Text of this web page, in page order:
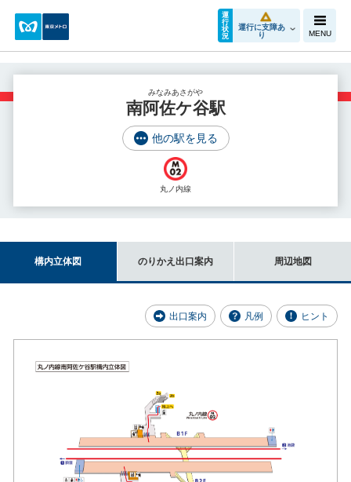
運
行
状
況
運行に支障あ
り
MENU
みなみあさがや
南阿佐ケ谷駅
他の駅を見る
丸ノ内線
構内立体図 のりかえ出口案内 周辺地図
出口案内 凡例 ヒント